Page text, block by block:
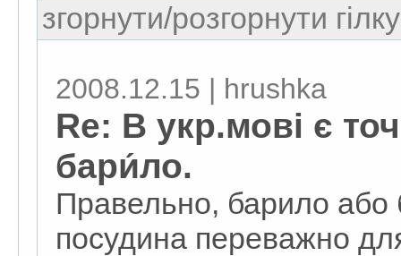
згорнути/розгорнути
2008.12.15 | hrushka
Re: В укр.мові є
бари́ло.
Правельно, барило або
посудина переважно